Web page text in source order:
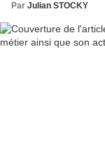
Par Julian STOCKY